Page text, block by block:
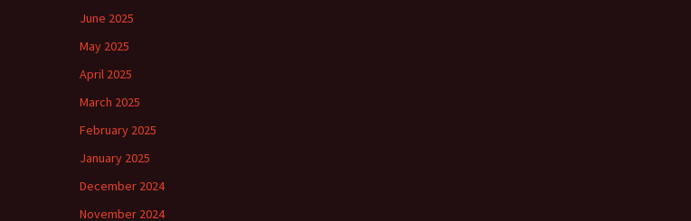
June 2025
May 2025
April 2025
March 2025
February 2025
January 2025
December 2024
November 2024